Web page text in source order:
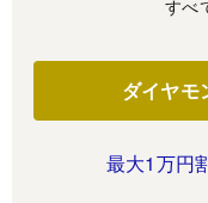
すべ
ダイヤモ
最大1万円